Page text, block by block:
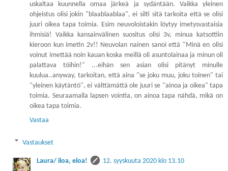
uskaltaa kuunnella omaa järkeä ja sydäntään. Vaikka yleinen
ohjeistus olisi jokin "blaablaablaa", ei silti sitä tarkoita että se olisi
juuri oikea tapa toimia. Esim neuvoloistakin löytyy imetysvastaisia
ihmisiä! Vaikka kansainvälinen suositus olisi 3v, minua katsottiin
kieroon kun imetin 2v!! Neuvolan nainen sanoi että "Minä en olisi
voinut imettää noin kauan koska meillä oli asuntolainaa ja minun oli
palattava töihin!" ...eihän sen asian olisi pitänyt minulle
kuulua..anyway, tarkoitan, että aina "se joku muu, joku toinen" tai
"yleinen käytäntö", ei välttämättä ole juuri se "ainoa ja oikea" tapa
toimia. Seuraamalla lapsen vointia, on ainoa tapa nähdä, mikä on
oikea tapa toimia.
Vastaa
Vastaukset
Laura/ iloa, eloa!
12. syyskuuta 2020 klo 13.10